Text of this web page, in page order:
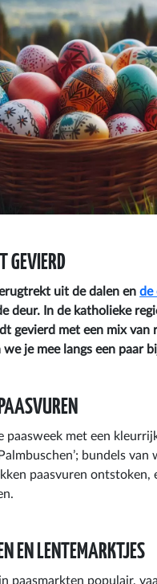
GEVIERD
uit de dalen ende
deur. In de katholieke
gevierd met een mix van
je mee langs een paar
paasweek met een
bundels
paasvuren
EN LENTEMARKTJES
paasmarkten populair,